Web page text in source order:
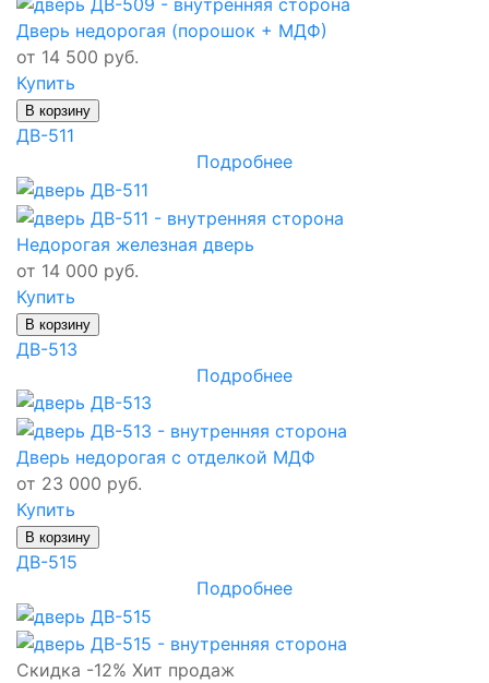
Дверь недорогая (порошок + МДФ)
от 14 500 руб.
Купить
В корзину
ДВ-511
Подробнее
Недорогая железная дверь
от 14 000 руб.
Купить
В корзину
ДВ-513
Подробнее
Дверь недорогая с отделкой МДФ
от 23 000 руб.
Купить
В корзину
ДВ-515
Подробнее
Скидка -12% Хит продаж